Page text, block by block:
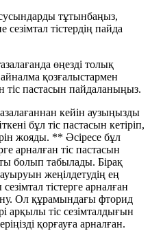
тұтынбаңыз,
сезімтал тістердің пайда
өңезді толық
айналма қозғалыстармен
тіс пастасын пайдаланыңыз.
кейін аузыңызды
бұл тіс пастасын кетіріп,
жояды. ** Әсіресе бұл
арналған тіс пастасын
болып табылады. Бірақ
ауыруын жеңілдетудің ең
тістерге арналған
Ол құрамындағы фторид
арқылы тіс сезімталдығын
қорғауға арналған.